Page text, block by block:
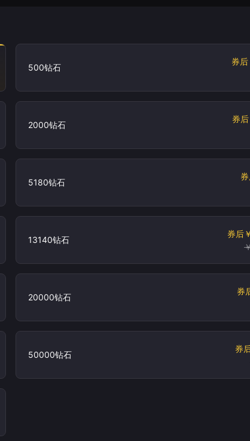
500钻石
券后
2000钻石
券后
5180钻石
13140钻石
券后
20000钻石
券
50000钻石
券